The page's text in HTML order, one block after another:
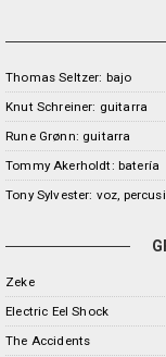
Thomas Seltzer: bajo
Knut Schreiner: guitarra
Rune Grønn: guitarra
Tommy Akerholdt: batería
Tony Sylvester: voz,
Zeke
Electric Eel Shock
The Accidents